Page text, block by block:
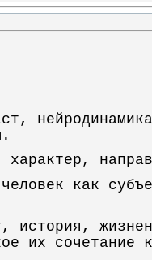
как
история,
их сочетание